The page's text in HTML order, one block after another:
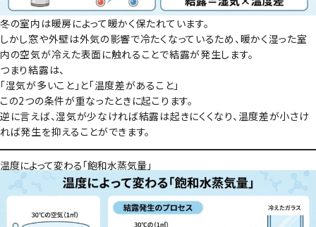
冬の室内は暖房によって暖かく保たれています。
しかし窓や外壁は外気の影響で冷たくなっているため、暖かく湿った室
内の空気が冷えた表面に触れることで結露が発生します。
つまり結露は、
「湿気が多いこと」と「温度差があること」
この2つの条件が重なったときに起こります。
逆に言えば、湿気が少なければ結露は起きにくくなり、温度差が小さけ
れば発生を抑えることができます。
温度によって変わる「飽和水蒸気量」